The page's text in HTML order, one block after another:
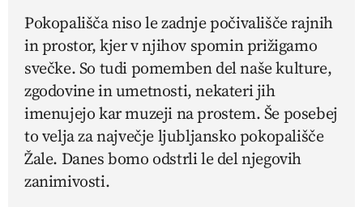
Pokopališča niso le zadnje počivališče rajnih
in prostor, kjer v njihov spomin prižigamo
svečke. So tudi pomemben del naše kulture,
zgodovine in umetnosti, nekateri jih
imenujejo kar muzeji na prostem. Še posebej
to velja za največje ljubljansko pokopališče
Žale. Danes bomo odstrli le del njegovih
zanimivosti.